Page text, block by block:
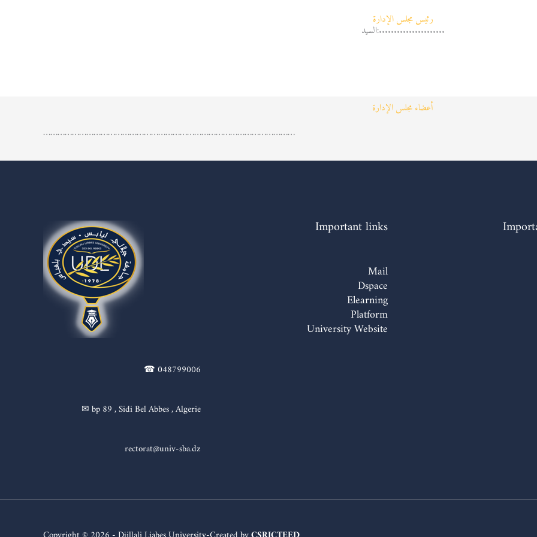
رئيس مجلس الإدارة
السيد:......................
أعضاء مجلس الإدارة
……………………………………………………………………………………………
☎ 048799006
✉ bp 89 , Sidi Bel Abbes , Algerie
rectorat@univ-sba.dz
Important links
Mail
Dspace
Elearning
Platform
University Website